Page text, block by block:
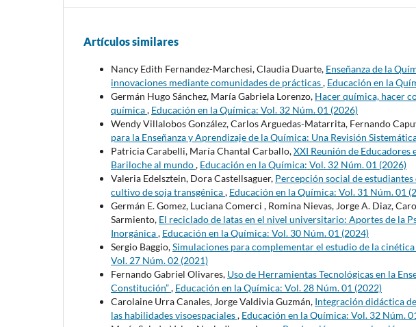
Artículos similares
Nancy Edith Fernandez-Marchesi, Claudia Duarte, Enseñanza de la
innovaciones mediante comunidades de prácticas, Educación en la
Germán Hugo Sánchez, María Gabriela Lorenzo, Hacer química, hacer
química, Educación en la Química: Vol. 32 Núm. 01 (2026)
Wendy Villalobos González, Carlos Arguedas-Matarrita, Fernando
para la Enseñanza y Aprendizaje de la Química: Una Revisión
Patricia Carabelli, María Chantal Carballo,XXI Reunión de Educadores
Bariloche al mundo, Educación en la Química: Vol. 32 Núm. 01 (2026)
Valeria Edelsztein, Dora Castellsaguer, Percepción social de
cultivo de soja transgénica, Educación en la Química: Vol. 31 Núm. 01
Germán E. Gomez, Luciana Comerci , Romina Nievas, Jorge A. Diaz,
Sarmiento, El reciclado de latas en el nivel universitario: Aportes de la
Inorgánica, Educación en la Química: Vol. 30 Núm. 01 (2024)
Sergio Baggio,Simulaciones para complementar el estudio de la
Vol. 27 Núm. 02 (2021)
Fernando Gabriel Olivares, Uso de Herramientas Tecnológicas en la
Constitución”, Educación en la Química: Vol. 28 Núm. 01 (2022)
Carolaine Urra Canales, Jorge Valdivia Guzmán, Integración didáctica
las habilidades visoespaciales, Educación en la Química: Vol. 32 Núm.